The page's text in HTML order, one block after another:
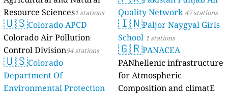
Resource Sciences1 stations
🇺🇸Colorado APCD
Colorado Air Pollution
Control Division94 stations
🇺🇸Colorado
Department Of
Environmental Protection
Quality Network 47 stations
🇮🇳Paljor Naygyal Girls
School 1 stations
🇬🇷PANACEA
PANhellenic infrastructure
for Atmospheric
Composition and climatE